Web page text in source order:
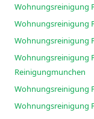
Wohnungsreinigung
Wohnungsreinigung
Wohnungsreinigung
Wohnungsreinigung
Reinigungmunchen
Wohnungsreinigung
Wohnungsreinigung